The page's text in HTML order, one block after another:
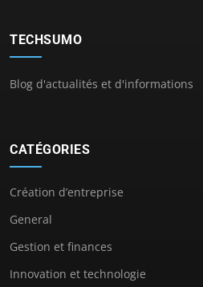
TECHSUMO
Blog d'actualités et d'informations
CATÉGORIES
Création d’entreprise
General
Gestion et finances
Innovation et technologie